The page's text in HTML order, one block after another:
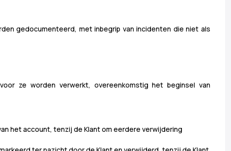
gedocumenteerd, met inbegrip van incidenten die niet als
ze worden verwerkt, overeenkomstig het beginsel van
het account, tenzij de Klant om eerdere verwijdering